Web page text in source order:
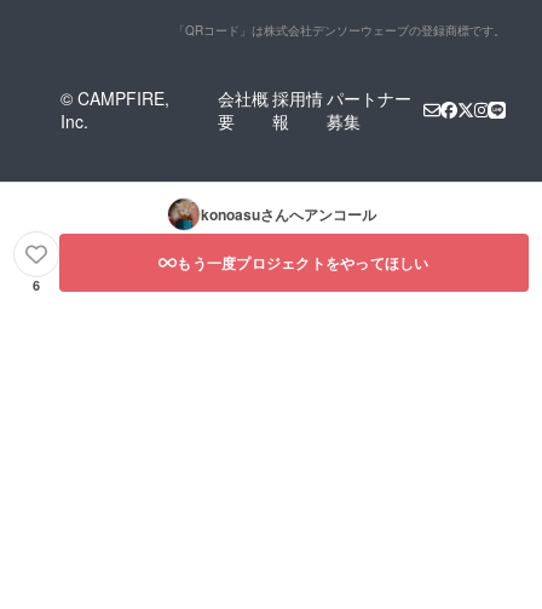
「QRコード」は株式会社デンソーウェーブの登録商標です。
© CAMPFIRE,
Inc.
会社概
要
採用情
報
パートナー
募集
konoasuさんへアンコール
6
もう一度プロジェクトをやってほしい